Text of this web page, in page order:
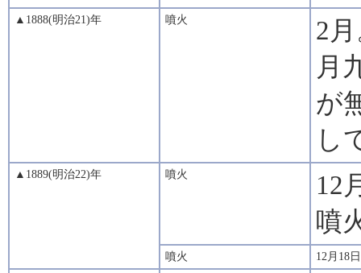
▲1888(明治21)年 噴火
2
月
が
し
▲1889(明治22)年 噴火
12
噴
噴火
12月18